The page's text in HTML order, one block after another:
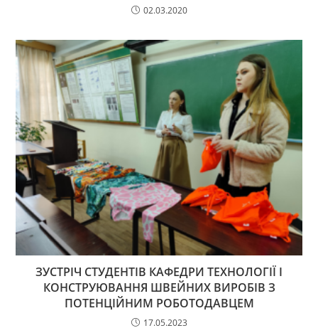
02.03.2020
ЗУСТРІЧ СТУДЕНТІВ КАФЕДРИ ТЕХНОЛОГІЇ І
КОНСТРУЮВАННЯ ШВЕЙНИХ ВИРОБІВ З
ПОТЕНЦІЙНИМ РОБОТОДАВЦЕМ
17.05.2023